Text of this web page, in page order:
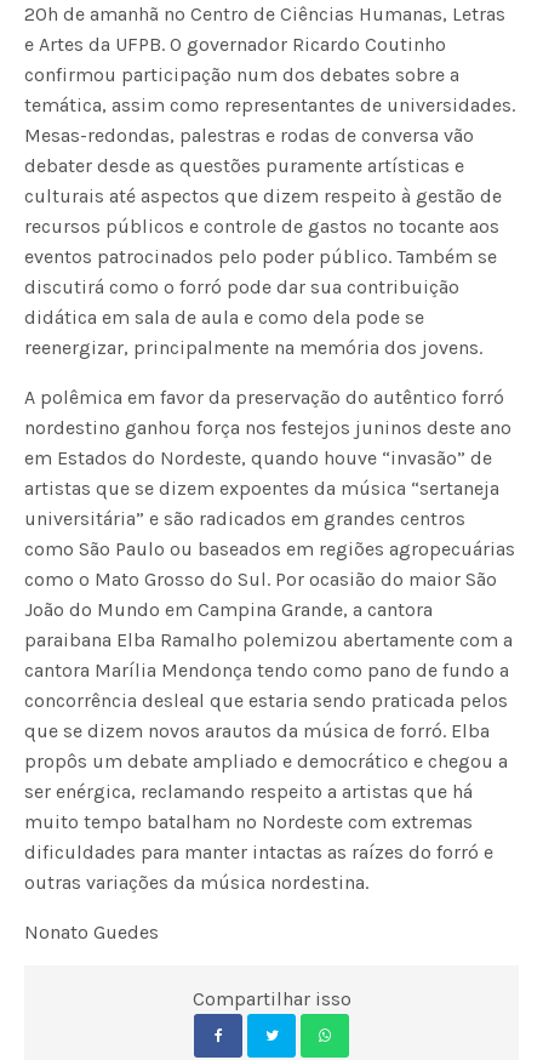
20h de amanhã no Centro de Ciências Humanas, Letras
e Artes da UFPB. O governador Ricardo Coutinho
confirmou participação num dos debates sobre a
temática, assim como representantes de universidades.
Mesas-redondas, palestras e rodas de conversa vão
debater desde as questões puramente artísticas e
culturais até aspectos que dizem respeito à gestão de
recursos públicos e controle de gastos no tocante aos
eventos patrocinados pelo poder público. Também se
discutirá como o forró pode dar sua contribuição
didática em sala de aula e como dela pode se
reenergizar, principalmente na memória dos jovens.
A polêmica em favor da preservação do autêntico forró
nordestino ganhou força nos festejos juninos deste ano
em Estados do Nordeste, quando houve “invasão” de
artistas que se dizem expoentes da música “sertaneja
universitária” e são radicados em grandes centros
como São Paulo ou baseados em regiões agropecuárias
como o Mato Grosso do Sul. Por ocasião do maior São
João do Mundo em Campina Grande, a cantora
paraibana Elba Ramalho polemizou abertamente com a
cantora Marília Mendonça tendo como pano de fundo a
concorrência desleal que estaria sendo praticada pelos
que se dizem novos arautos da música de forró. Elba
propôs um debate ampliado e democrático e chegou a
ser enérgica, reclamando respeito a artistas que há
muito tempo batalham no Nordeste com extremas
dificuldades para manter intactas as raízes do forró e
outras variações da música nordestina.
Nonato Guedes
Compartilhar isso